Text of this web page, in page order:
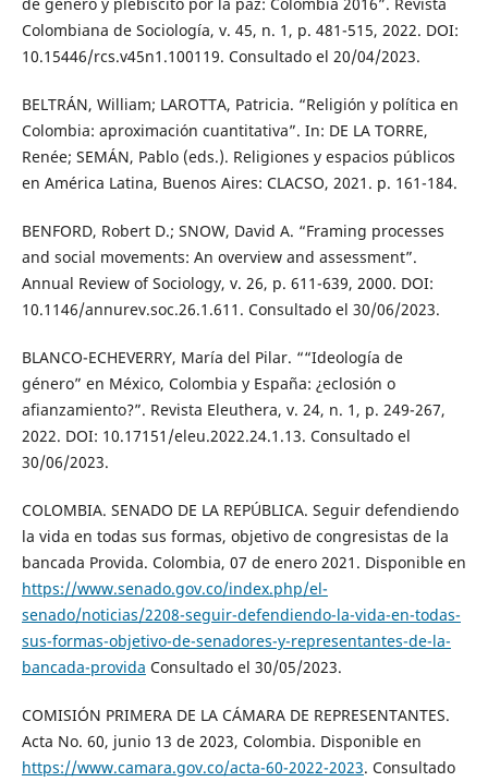
de género y plebiscito por la paz: Colombia 2016”. Revista
Colombiana de Sociología, v. 45, n. 1, p. 481-515, 2022. DOI:
10.15446/rcs.v45n1.100119. Consultado el 20/04/2023.
BELTRÁN, William; LAROTTA, Patricia. “Religión y política en
Colombia: aproximación cuantitativa”. In: DE LA TORRE,
Renée; SEMÁN, Pablo (eds.). Religiones y espacios públicos
en América Latina, Buenos Aires: CLACSO, 2021. p. 161-184.
BENFORD, Robert D.; SNOW, David A. “Framing processes
and social movements: An overview and assessment”.
Annual Review of Sociology, v. 26, p. 611-639, 2000. DOI:
10.1146/annurev.soc.26.1.611. Consultado el 30/06/2023.
BLANCO-ECHEVERRY, María del Pilar. ““Ideología de
género” en México, Colombia y España: ¿eclosión o
afianzamiento?”. Revista Eleuthera, v. 24, n. 1, p. 249-267,
2022. DOI: 10.17151/eleu.2022.24.1.13. Consultado el
30/06/2023.
COLOMBIA. SENADO DE LA REPÚBLICA. Seguir defendiendo
la vida en todas sus formas, objetivo de congresistas de la
bancada Provida. Colombia, 07 de enero 2021. Disponible en
https://www.senado.gov.co/index.php/el-
senado/noticias/2208-seguir-defendiendo-la-vida-en-todas-
sus-formas-objetivo-de-senadores-y-representantes-de-la-
bancada-provida Consultado el 30/05/2023.
COMISIÓN PRIMERA DE LA CÁMARA DE REPRESENTANTES.
Acta No. 60, junio 13 de 2023, Colombia. Disponible en
https://www.camara.gov.co/acta-60-2022-2023. Consultado